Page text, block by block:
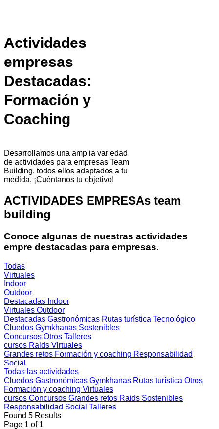
Actividades
empresas
Destacadas:
Formación y
Coaching
Desarrollamos una amplia variedad
de actividades para empresas Team
Building, todos ellos adaptados a tu
medida. ¡Cuéntanos tu objetivo!
ACTIVIDADES EMPRESAs team
building
Conoce algunas de nuestras actividades
empre destacadas para empresas.
Todas
Virtuales
Indoor
Outdoor
Destacadas Indoor
Virtuales Outdoor
Destacadas Gastronómicas Rutas turística Tecnológico
Cluedos Gymkhanas Sostenibles
Concursos Otros Talleres
cursos Raids Virtuales
Grandes retos Formación y coaching Responsabilidad
Social
Todas las actividades
Cluedos Gastronómicas Gymkhanas Rutas turística Otros
Formación y coaching Virtuales
cursos Concursos Grandes retos Raids Sostenibles
Responsabilidad Social Talleres
Found 5 Results
Page 1 of 1